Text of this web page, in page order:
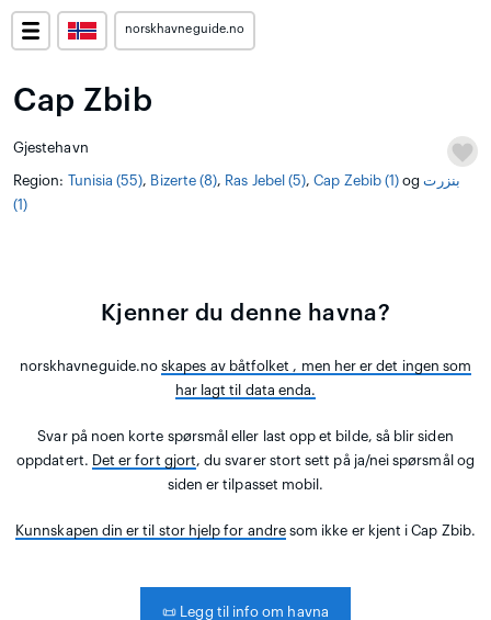
norskhavneguide.no
Cap Zbib
Gjestehavn
Region: Tunisia (55), Bizerte (8), Ras Jebel (5),Cap Zebib (1) ogبنزرت
(1)
Kjenner du denne havna?
norskhavneguide.noskapes av båtfolket , men her er det ingen som
har lagt til data enda.
Svar på noen korte spørsmål eller last opp et bilde, så blir siden
oppdatert. Det er fort gjort, du svarer stort sett på ja/nei spørsmål og
siden er tilpasset mobil.
Kunnskapen din er til stor hjelp for andresom ikke er kjent i Cap Zbib.
📜 Legg til info om havna